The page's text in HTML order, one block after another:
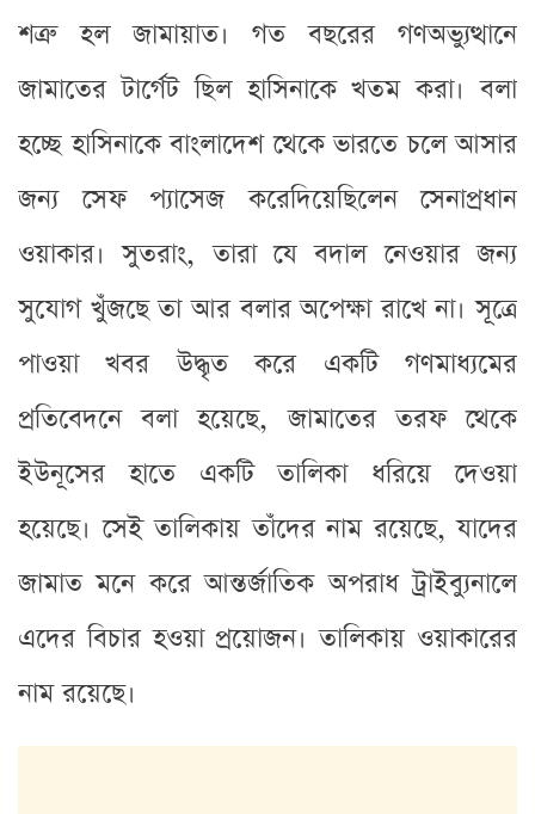
শত্রু হল জামায়াত। গত বছরের গণঅভ্যুত্থানে
জামাতের টার্গেট ছিল হাসিনাকে খতম করা। বলা
হচ্ছে হাসিনাকে বাংলাদেশ থেকে ভারতে চলে আসার
জন্য সেফ প্যাসেজ করেদিয়েছিলেন সেনাপ্রধান
ওয়াকার। সুতরাং, তারা যে বদাল নেওয়ার জন্য
সুযোগ খুঁজছে তা আর বলার অপেক্ষা রাখে না। সূত্রে
পাওয়া খবর উদ্ধৃত করে একটি গণমাধ্যমের
প্রতিবেদনে বলা হয়েছে, জামাতের তরফ থেকে
ইউনূসের হাতে একটি তালিকা ধরিয়ে দেওয়া
হয়েছে। সেই তালিকায় তাঁদের নাম রয়েছে, যাদের
জামাত মনে করে আন্তর্জাতিক অপরাধ ট্রাইব্যুনালে
এদের বিচার হওয়া প্রয়োজন। তালিকায় ওয়াকারের
নাম রয়েছে।